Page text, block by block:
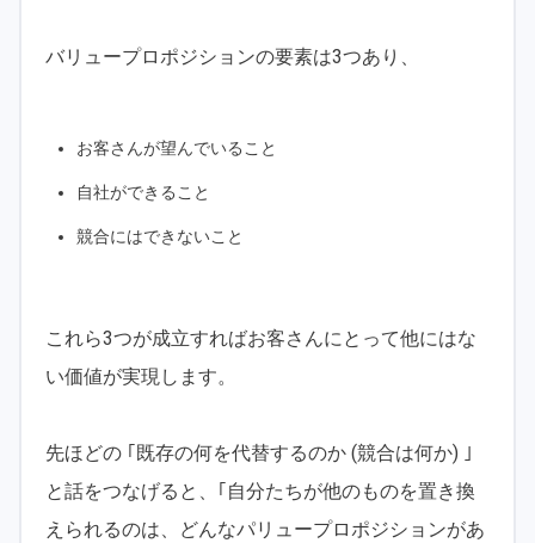
バリュープロポジションの要素は3つあり、
お客さんが望んでいること
自社ができること
競合にはできないこと
これら3つが成立すればお客さんにとって他にはな
い価値が実現します。
先ほどの ｢既存の何を代替するのか (競合は何か) ｣
と話をつなげると、｢自分たちが他のものを置き換
えられるのは、どんなパリュープロポジションがあ